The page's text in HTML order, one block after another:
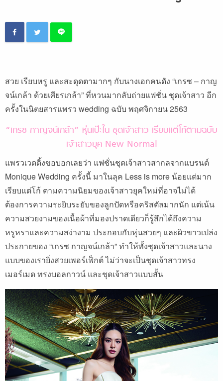
สวย เรียบหรู และสะดุดตามากๆ กับนางเอกคนดัง “เกรซ – กาญ
จน์เกล้า ด้วยเศียรเกล้า” ที่หวนมากลับถ่ายแฟชั่น ชุดเจ้าสาว อีก
ครั้งในนิตยสารแพรว wedding ฉบับ พฤศจิกายน 2563
“เกรซ กาญจน์เกล้า” หุ่นเป๊ะใน ชุดเจ้าสาว เรียบแต่โก้ตามฉบับ
เจ้าสาวยุค New Normal
แพรวเวดดิ้งขอบอกเลยว่า แฟชั่นชุดเจ้าสาวสากลจากแบรนด์
Monique Wedding ครั้งนี้ มาในลุค Less is more น้อยแต่มาก
เรียบแต่โก้ ตามความนิยมของเจ้าสาวยุคใหม่ที่อาจไม่ได้
ต้องการความระยิบระยับของลูกปัดหรือคริสตัลมากนัก แต่เน้น
ความสวยงามของเนื้อผ้าที่มองปราดเดียวก็รู้สึกได้ถึงความ
หรูหราและความสง่างาม ประกอบกับหุ่นสวยๆ และผิวขาวเปล่ง
ประกายของ “เกรซ กาญจน์เกล้า” ทำให้ทั้งชุดเจ้าสาวและนาง
แบบของเรายิ่งสวยเพอร์เฟ็กต์ ไม่ว่าจะเป็นชุดเจ้าสาวทรง
เมอร์เมด ทรงบอลกาวน์ และชุดเจ้าสาวแบบสั้น